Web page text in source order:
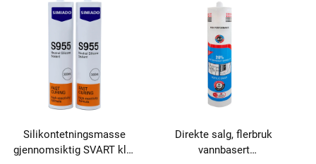
Silikontetningsmasse
gjennomsiktig SVART klar
Direkte salg, flerbruk
vannbasert